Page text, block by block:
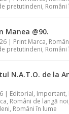
pretutindeni, Români
Manea @90.
Print Marca,
pretutindeni, Români
N.A.T.O. de la
Editorial, Important,
, Români de langă noi
, Români în lume